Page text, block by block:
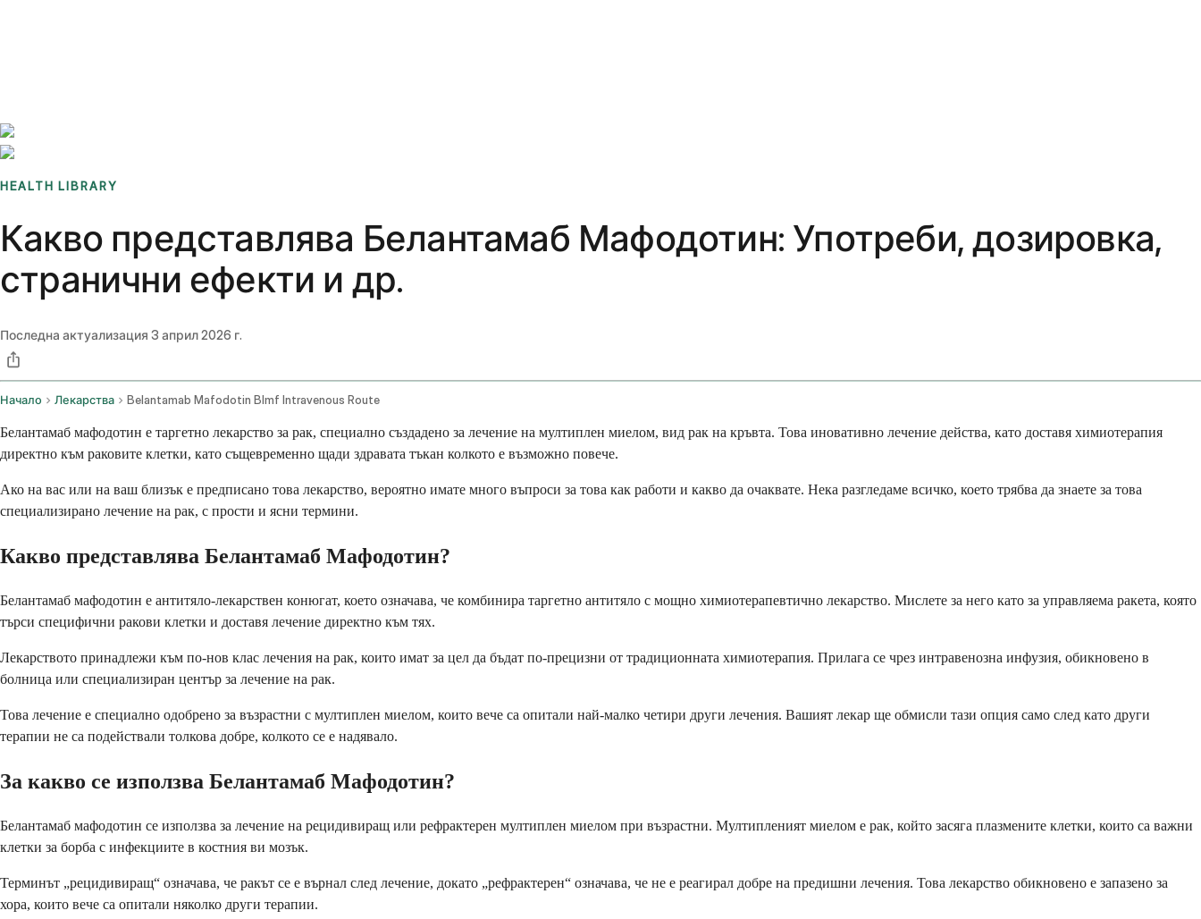
HEALTH LIBRARY
Какво представлява Белантамаб Мафодотин: Употреби, дозировка,
странични ефекти и др.
Последна актуализация 3 април 2026 г.
Начало Лекарства Belantamab Mafodotin Blmf Intravenous Route
Белантамаб мафодотин е таргетно лекарство за рак, специално създадено за лечение на мултиплен миелом, вид рак на кръвта. Това иновативно лечение действа, като доставя химиотерапия
директно към раковите клетки, като същевременно щади здравата тъкан колкото е възможно повече.
Ако на вас или на ваш близък е предписано това лекарство, вероятно имате много въпроси за това как работи и какво да очаквате. Нека разгледаме всичко, което трябва да знаете за това
специализирано лечение на рак, с прости и ясни термини.
Какво представлява Белантамаб Мафодотин?
Белантамаб мафодотин е антитяло-лекарствен конюгат, което означава, че комбинира таргетно антитяло с мощно химиотерапевтично лекарство. Мислете за него като за управляема ракета, която
търси специфични ракови клетки и доставя лечение директно към тях.
Лекарството принадлежи към по-нов клас лечения на рак, които имат за цел да бъдат по-прецизни от традиционната химиотерапия. Прилага се чрез интравенозна инфузия, обикновено в
болница или специализиран център за лечение на рак.
Това лечение е специално одобрено за възрастни с мултиплен миелом, които вече са опитали най-малко четири други лечения. Вашият лекар ще обмисли тази опция само след като други
терапии не са подействали толкова добре, колкото се е надявало.
За какво се използва Белантамаб Мафодотин?
Белантамаб мафодотин се използва за лечение на рецидивиращ или рефрактерен мултиплен миелом при възрастни. Мултипленият миелом е рак, който засяга плазмените клетки, които са важни
клетки за борба с инфекциите в костния ви мозък.
Терминът „рецидивиращ“ означава, че ракът се е върнал след лечение, докато „рефрактерен“ означава, че не е реагирал добре на предишни лечения. Това лекарство обикновено е запазено за
хора, които вече са опитали няколко други терапии.